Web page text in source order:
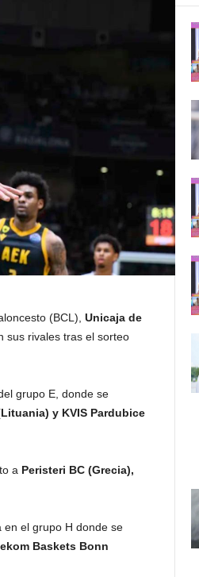
(BCL), Unicaja de
sus rivales tras el sorteo
grupo E, donde se
y KVIS Pardubice
a Peristeri BC (Grecia),
el grupo H donde se
Baskets Bonn